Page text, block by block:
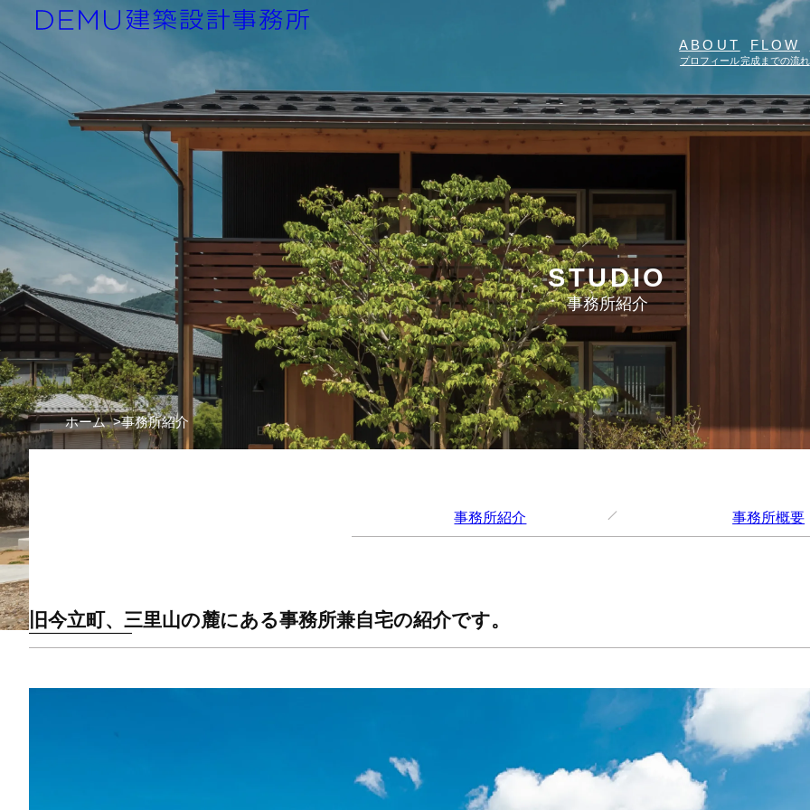
ABOUT
プロフィール
FLOW
完成までの流れ
STUDIO
事務所紹介
ホーム 事務所紹介
事務所紹介 事務所概要
旧今立町、三里山の麓にある事務所兼自宅の紹介です。